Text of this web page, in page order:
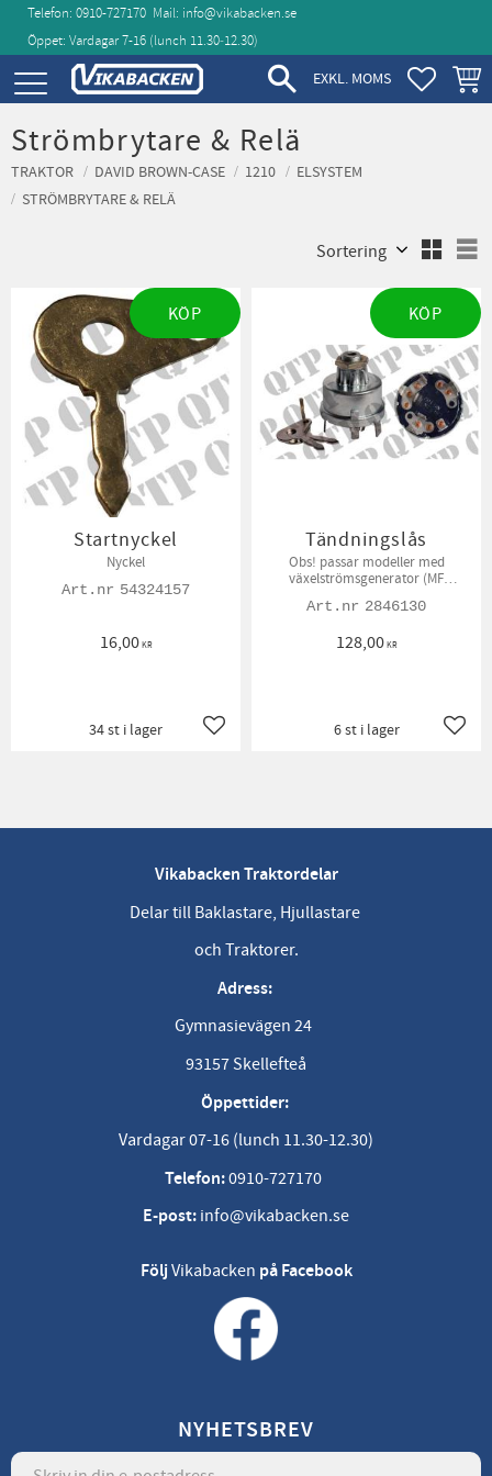
Meny
Telefon: 0910-727170 Mail: info@vikabacken.se
Öppet: Vardagar 7-16 (lunch 11.30‑12.30)
EXKL. MOMS
Strömbrytare & Relä
TRAKTOR DAVID BROWN-CASE 1210
ELSYSTEM
STRÖMBRYTARE & RELÄ
Startnyckel
Nyckel
54324157
16,00KR
Lägg till i favoriter
34 st i lager
KÖP
Tändningslås
Obs! passar modeller med
växelströmsgenerator (MF
2846130
128,00KR
6 st i lager
KÖP
Vikabacken Traktordelar
Delar till Baklastare, Hjullastare
och Traktorer.
Adress:
Gymnasievägen 24
93157 Skellefteå
Öppettider:
Vardagar 07-16 (lunch 11.30-12.30)
Telefon:0910-727170
E-post: info@vikabacken.se
FöljVikabacken på Facebook
NYHETSBREV